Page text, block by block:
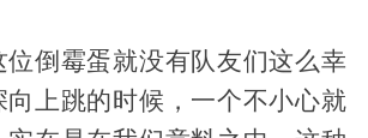
位倒霉蛋就没有队友们这么幸
向上跳的时候，一个不小心就